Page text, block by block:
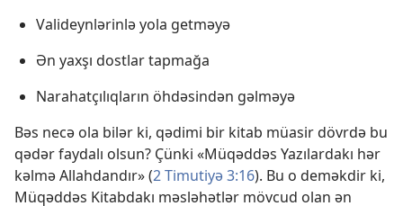
Valideynlərinlə yola getməyə
Ən yaxşı dostlar tapmağa
Narahatçılıqların öhdəsindən gəlməyə
Bəs necə ola bilər ki, qədimi bir kitab müasir dövrdə bu
qədər faydalı olsun? Çünki «Müqəddəs Yazılardakı hər
kəlmə Allahdandır» (2 Timutiyə 3:16). Bu o deməkdir ki,
Müqəddəs Kitabdakı məsləhətlər mövcud olan ən